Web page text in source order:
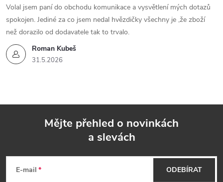
Roman Kubeš
31.5.2026
Volal jsem paní do obchodu komunikace a vysvětlení mých dotazů
spokojen. Jediné za co jsem nedal hvězdičky všechny je ,že zboží
než dorazilo od dodavatele tak to trvalo.
Mějte přehled o novinkách
a slevách
E-mail ODEBÍRAT